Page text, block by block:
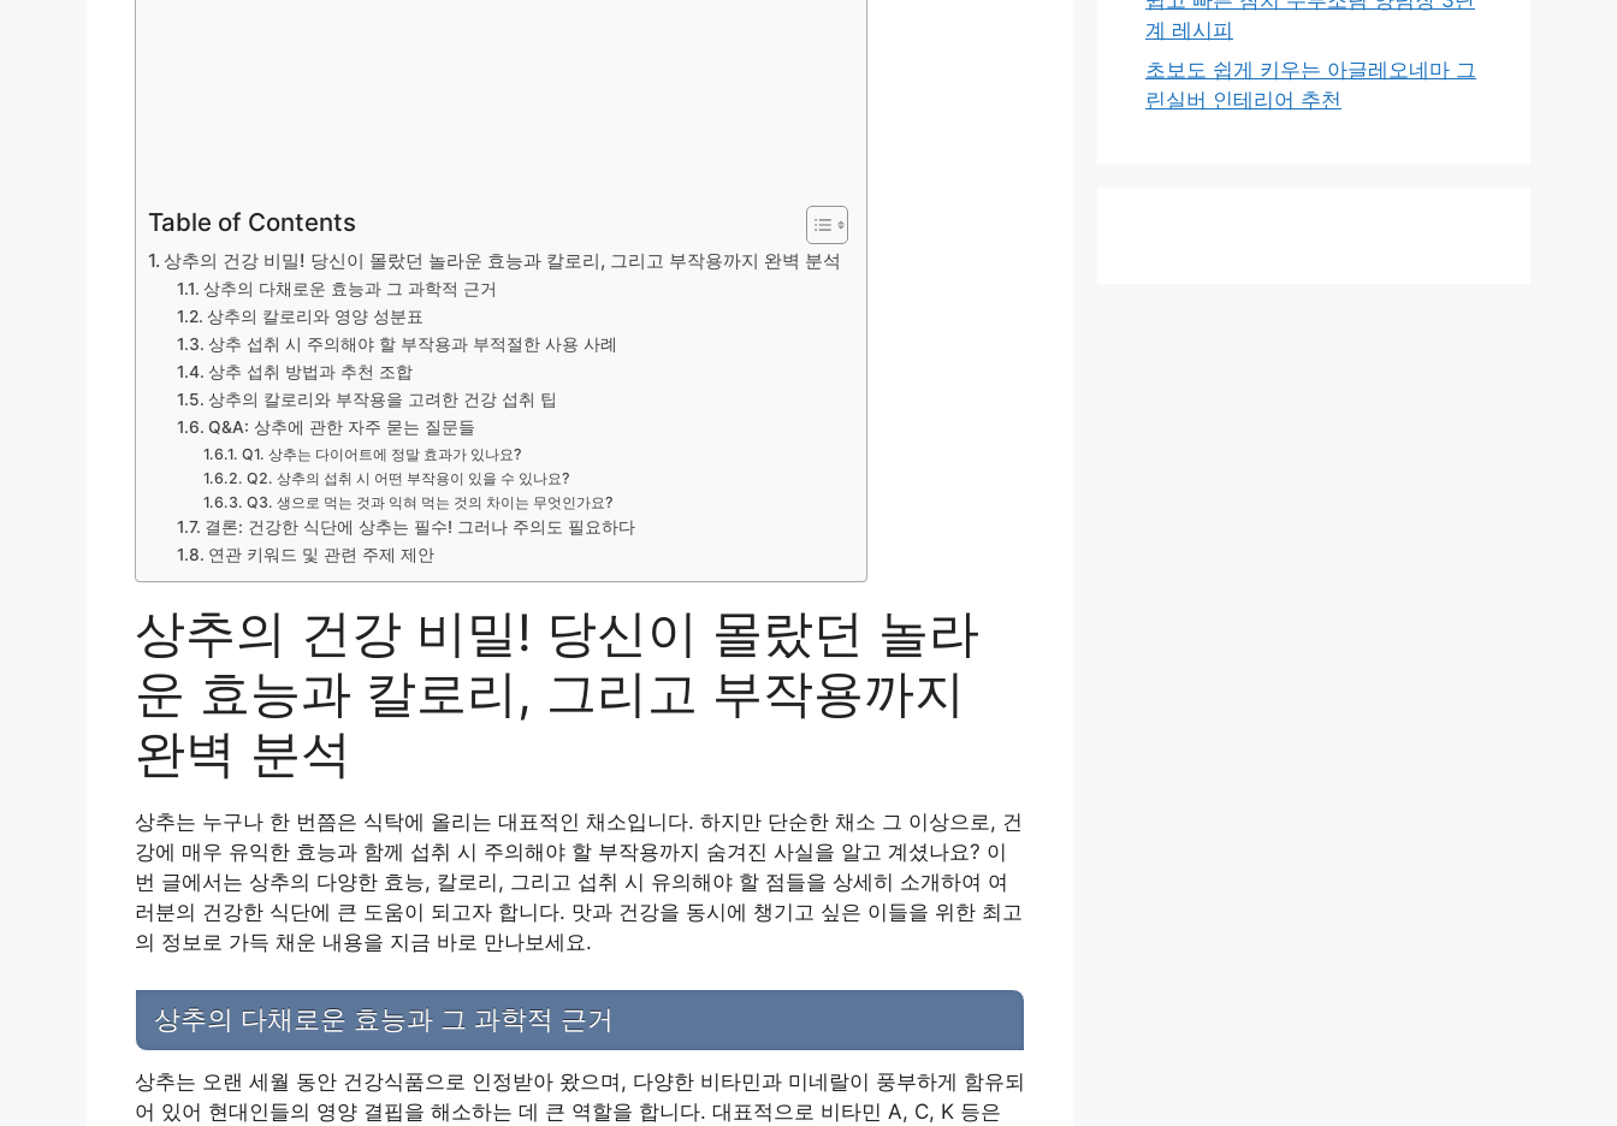
Table of Contents
상추의 건강 비밀! 당신이 몰랐던 놀라운 효능과 칼로리, 그리고 부작용까지 완벽 분석
상추의 다채로운 효능과 그 과학적 근거
상추의 칼로리와 영양 성분표
상추 섭취 시 주의해야 할 부작용과 부적절한 사용 사례
상추 섭취 방법과 추천 조합
상추의 칼로리와 부작용을 고려한 건강 섭취 팁
Q&A: 상추에 관한 자주 묻는 질문들
Q1. 상추는 다이어트에 정말 효과가 있나요?
Q2. 상추의 섭취 시 어떤 부작용이 있을 수 있나요?
Q3. 생으로 먹는 것과 익혀 먹는 것의 차이는 무엇인가요?
결론: 건강한 식단에 상추는 필수! 그러나 주의도 필요하다
연관 키워드 및 관련 주제 제안
상추의 건강 비밀! 당신이 몰랐던 놀라
운 효능과 칼로리, 그리고 부작용까지
완벽 분석
상추는 누구나 한 번쯤은 식탁에 올리는 대표적인 채소입니다. 하지만 단순한 채소 그 이상으로, 건
강에 매우 유익한 효능과 함께 섭취 시 주의해야 할 부작용까지 숨겨진 사실을 알고 계셨나요? 이
번 글에서는 상추의 다양한 효능, 칼로리, 그리고 섭취 시 유의해야 할 점들을 상세히 소개하여 여
러분의 건강한 식단에 큰 도움이 되고자 합니다. 맛과 건강을 동시에 챙기고 싶은 이들을 위한 최고
의 정보로 가득 채운 내용을 지금 바로 만나보세요.
상추의 다채로운 효능과 그 과학적 근거
상추는 오랜 세월 동안 건강식품으로 인정받아 왔으며, 다양한 비타민과 미네랄이 풍부하게 함유되
어 있어 현대인들의 영양 결핍을 해소하는 데 큰 역할을 합니다. 대표적으로 비타민 A, C, K 등은
계 레시피
초보도 쉽게 키우는 아글레오네마 그
린실버 인테리어 추천